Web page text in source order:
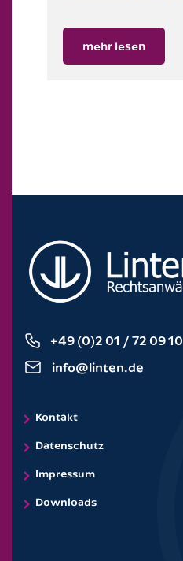
mehr lesen
+49 (0)2 01 / 72 09 10
info@linten.de
Kontakt
Datenschutz
Impressum
Downloads